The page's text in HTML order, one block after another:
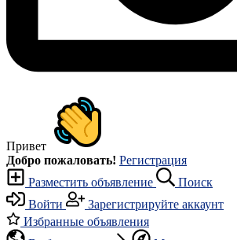
Привет
Добро пожаловать! Регистрация
Разместить объявление
Поиск
Войти
Зарегистрируйте аккаунт
Избранные объявления